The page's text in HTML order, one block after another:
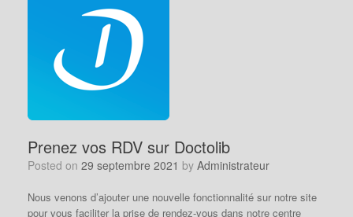
Prenez vos RDV sur Doctolib
Posted on 29 septembre 2021 by Administrateur
Nous venons d’ajouter une nouvelle fonctionnalité sur notre site
pour vous faciliter la prise de rendez-vous dans notre centre